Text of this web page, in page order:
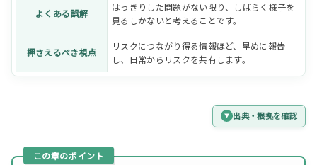
よくある誤解
はっきりした問題がない限り、しばらく様子を
見るしかないと考えることです。
押さえるべき視点
リスクにつながり得る情報ほど、早めに報告
し、日常からリスクを共有します。
出典・根拠を確認